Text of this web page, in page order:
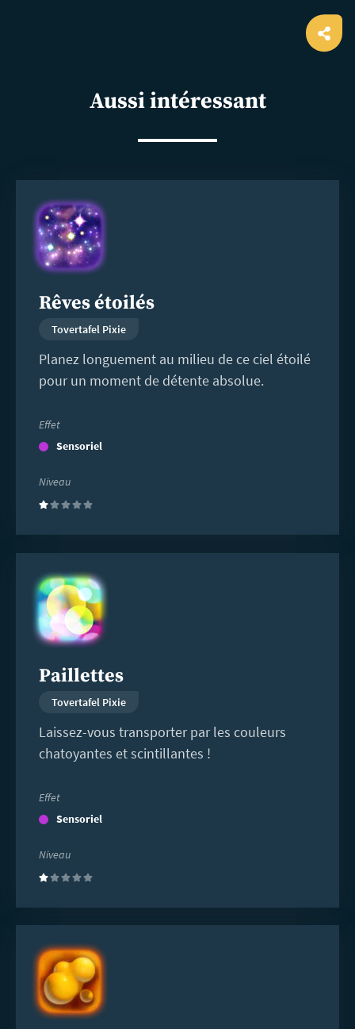
Aussi intéressant
Rêves étoilés
Tovertafel Pixie
Planez longuement au milieu de ce ciel étoilé
pour un moment de détente absolue.
Effet
Sensoriel
Niveau
(1)
savoir
plus
Paillettes
Tovertafel Pixie
Laissez-vous transporter par les couleurs
chatoyantes et scintillantes !
Effet
Sensoriel
Niveau
(1)
savoir
plus
savoir
plus